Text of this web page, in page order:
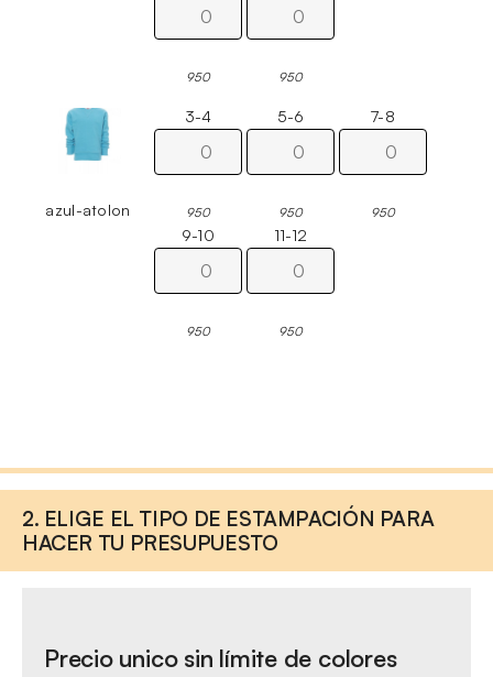
950 950
azul-atolon
3-4
950
5-6
950
7-8
950
9-10
950
11-12
950
2. ELIGE EL TIPO DE ESTAMPACIÓN PARA
HACER TU PRESUPUESTO
Precio unico sin límite de colores